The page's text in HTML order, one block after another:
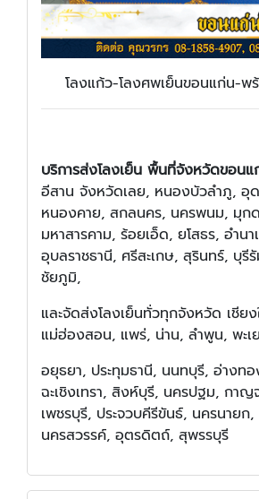
โลงแก้ว-โลงศพเย็นขอนแก่น-พ
บริการส่งโลงเย็น พื้นที่จังหวัดขอนแ
อีสาน จังหวัดเลย, หนองบัวลำภู, อุ
หนองคาย, สกลนคร, นครพนม, มุก
มหาสารคาม, ร้อยเอ็ด, ยโสธร, อำน
อุบลราชธานี, ศรีสะเกษ, สุรินทร์, บุรี
ชัยภูมิ,
และจัดส่งโลงเย็นทั่วทุกจังหวัด เชียง
แม่ฮ่องสอน, แพร่, น่าน, ลำพูน, พะเย
อยุธยา, ประทุมธานี, นนทบุรี, อ่างท
ฉะเชิงเทรา, สิงห์บุรี, นครปฐม, กาญ
เพชรบุรี, ประจวบคีรีขันธ์, นครนายก,
นครสวรรค์, อุตรดิตถ์, สุพรรบุรี